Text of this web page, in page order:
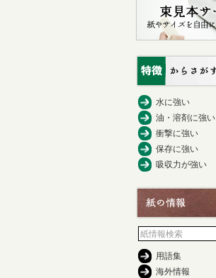
水に強い
油・溶剤に強い
衝撃に強い
保存に強い
吸収力が強い
用語集
海外情報